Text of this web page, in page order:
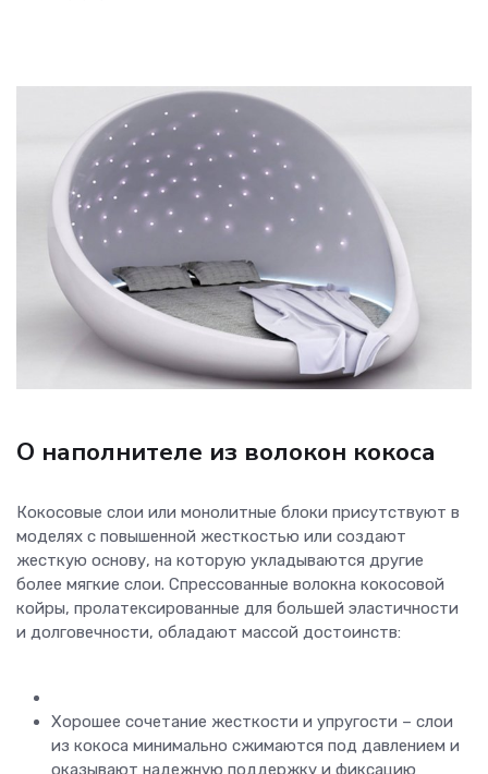
О наполнителе из волокон кокоса
Кокосовые слои или монолитные блоки присутствуют в
моделях с повышенной жесткостью или создают
жесткую основу, на которую укладываются другие
более мягкие слои. Спрессованные волокна кокосовой
койры, пролатексированные для большей эластичности
и долговечности, обладают массой достоинств:
Хорошее сочетание жесткости и упругости – слои
из кокоса минимально сжимаются под давлением и
оказывают надежную поддержку и фиксацию